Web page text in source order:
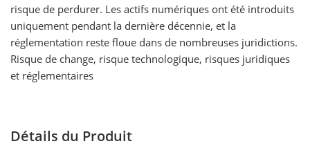
risque de perdurer. Les actifs numériques ont été introduits
uniquement pendant la dernière décennie, et la
réglementation reste floue dans de nombreuses juridictions.
Risque de change, risque technologique, risques juridiques
et réglementaires
Détails du Produit